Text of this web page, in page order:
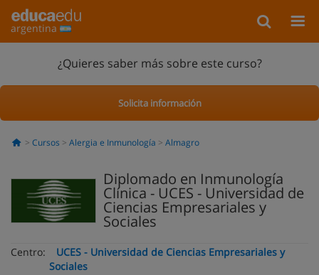
argentina
¿Quieres saber más sobre este curso?
Solicita información
Cursos Alergia e Inmunología Almagro
Diplomado en Inmunología
Clínica - UCES - Universidad de
Ciencias Empresariales y
Sociales
Centro:
UCES - Universidad de Ciencias Empresariales y
Sociales